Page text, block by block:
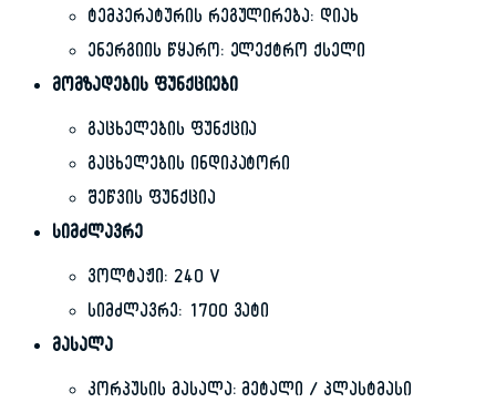
ტემპერატურის რეგულირება: დიახ
ენერგიის წყარო: ელექტრო ქსელი
მომზადების ფუნქციები
გაცხელების ფუნქცია
გაცხელების ინდიკატორი
შეწვის ფუნქცია
სიმძლავრე
ვოლტაჟი: 240 V
სიმძლავრე: 1700 ვატი
მასალა
კორპუსის მასალა: მეტალი / პლასტმასი